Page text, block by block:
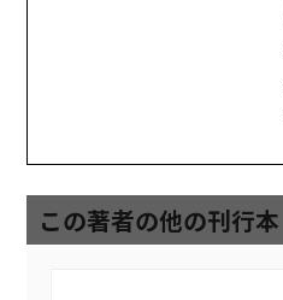
この著者の他の刊行本